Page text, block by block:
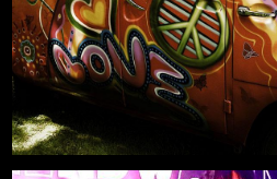
-AUSVERKAUFT-
21.08.2026, 19:00
Freilichtbühne an der Zitadelle